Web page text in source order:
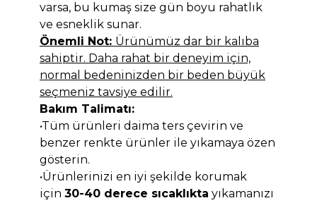
varsa, bu kumaş size gün boyu rahatlık
ve esneklik sunar.
Önemli Not: Ürünümüz dar bir kalıba
sahiptir. Daha rahat bir deneyim için,
normal bedeninizden bir beden büyük
seçmeniz tavsiye edilir.
Bakım Talimatı:
•Tüm ürünleri daima ters çevirin ve
benzer renkte ürünler ile yıkamaya özen
gösterin.
•Ürünlerinizi en iyi şekilde korumak
için 30-40 derece sıcaklıkta yıkamanızı